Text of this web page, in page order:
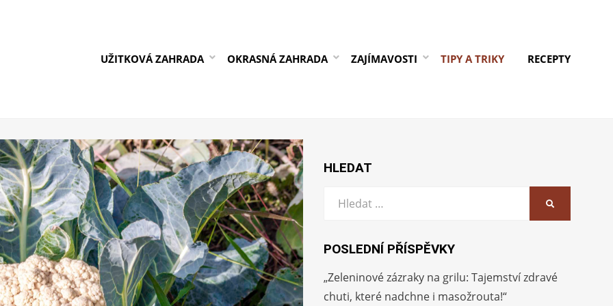
UŽITKOVÁ ZAHRADA OKRASNÁ ZAHRADA ZAJÍMAVOSTI TIPY A TRIKY RECEPTY
HLEDAT
Vyhledat:
POSLEDNÍ PŘÍSPĚVKY
„Zeleninové zázraky na grilu: Tajemství zdravé
chuti, které nadchne i masožrouta!“